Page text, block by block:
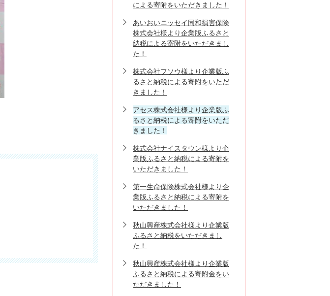
による寄附をいただきました！
あいおいニッセイ同和損害保険
株式会社様より企業版ふるさと
納税による寄附をいただきまし
た！
株式会社フソウ様より企業版ふ
るさと納税による寄附をいただ
きました！
アセス株式会社様より企業版ふ
るさと納税による寄附をいただ
きました！
株式会社ナイスタウン様より企
業版ふるさと納税による寄附を
いただきました！
第一生命保険株式会社様より企
業版ふるさと納税による寄附を
いただきました！
秋山興産株式会社様より企業版
ふるさと納税をいただきまし
た！
秋山興産株式会社様より企業版
ふるさと納税による寄附金をい
ただきました！